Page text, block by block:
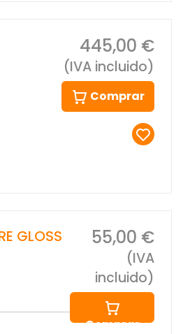
445,00 €
(IVA incluido)
Comprar
GLOSS
55,00 €
(IVA
incluido)
Comprar